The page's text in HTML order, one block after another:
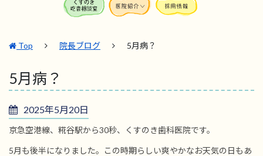
Top 院長ブログ 5月病？
5月病？
2025年5月20日
京急空港線、糀谷駅から30秒、くすのき歯科医院です。
5月も後半になりました。この時期らしい爽やかなお天気の日もあ